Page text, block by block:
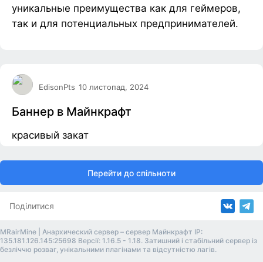
уникальные преимущества как для геймеров,
так и для потенциальных предпринимателей.
EdisonPts 10 листопад, 2024
Баннер в Майнкрафт
красивый закат
Перейти до спільноти
Поділитися
MRairMine | Анархический сервер – сервер Майнкрафт IP:
135.181.126.145:25698 Версії: 1.16.5 - 1.18. Затишний і стабільний сервер із
безліччю розваг, унікальними плагінами та відсутністю лагів.